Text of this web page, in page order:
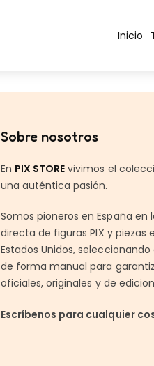
Inicio
Sobre nosotros
En PIX STORE vivimos el
una auténtica pasión.
Somos pioneros en España en
directa de figuras PIX y piezas
Estados Unidos,
de forma manual para
oficiales, originales y de
Escríbenos para cualquier